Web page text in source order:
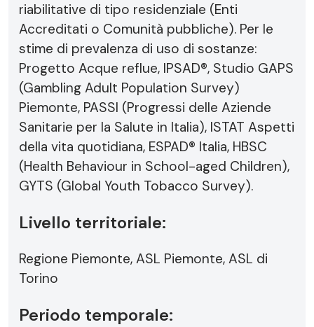
riabilitative di tipo residenziale (Enti
Accreditati o Comunità pubbliche). Per le
stime di prevalenza di uso di sostanze:
Progetto Acque reflue, IPSAD®, Studio GAPS
(Gambling Adult Population Survey)
Piemonte, PASSI (Progressi delle Aziende
Sanitarie per la Salute in Italia), ISTAT Aspetti
della vita quotidiana, ESPAD® Italia, HBSC
(Health Behaviour in School-aged Children),
GYTS (Global Youth Tobacco Survey).
Livello territoriale:
Regione Piemonte, ASL Piemonte, ASL di
Torino
Periodo temporale: